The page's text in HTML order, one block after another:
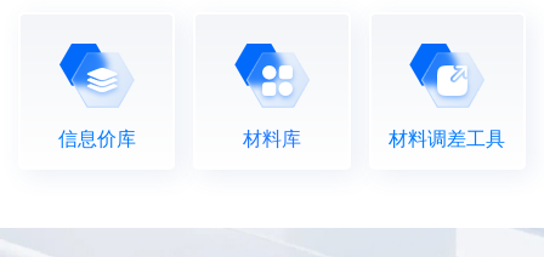
信息价库 材料库 材料调差工具